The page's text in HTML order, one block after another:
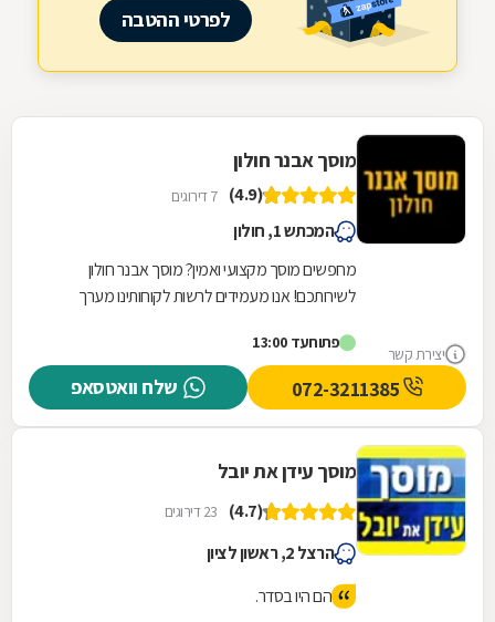
לפרטי ההטבה
יצירת קשר
מוסך אבנר חולון
(4.9) 7 דירוגים
המכתש 1, חולון
מחפשים מוסך מקצועי ואמין? מוסך אבנר חולון
לשירותכם! אנו מעמידים לרשות לקוחותינו מערך
שנות...
פתוחעד 13:00
שלח וואטסאפ
מוסך עידן את יובל
(4.7) 23 דירוגים
הרצל 2, ראשון לציון
הם היו בסדר.